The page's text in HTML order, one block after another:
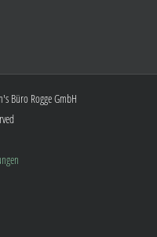
Büro Rogge GmbH